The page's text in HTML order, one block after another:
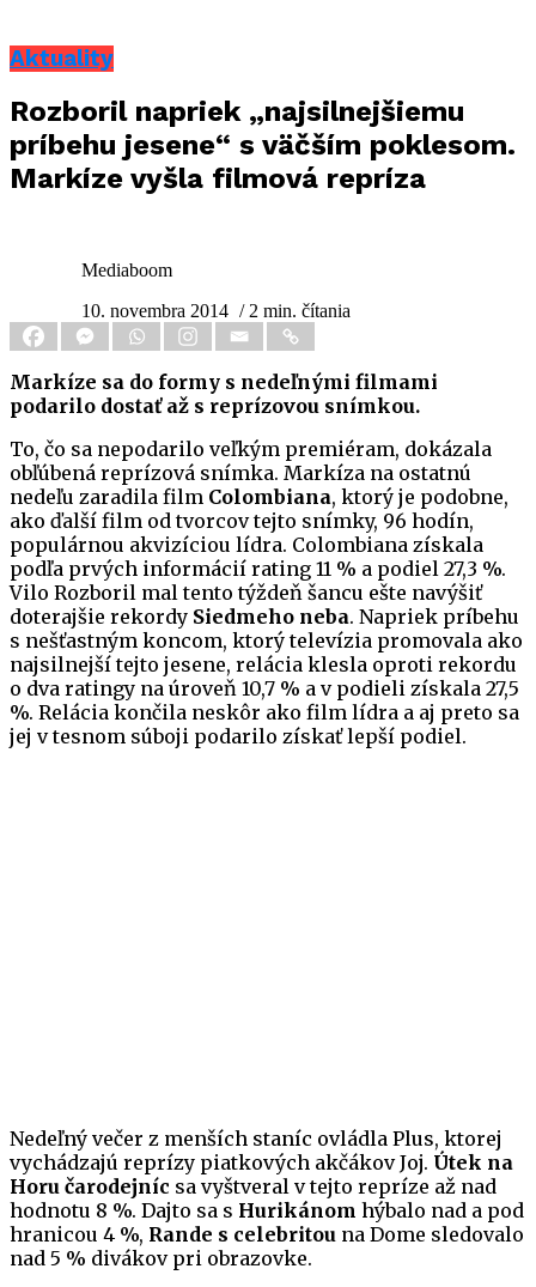
Aktuality
Rozboril napriek „najsilnejšiemu
príbehu jesene“ s väčším poklesom.
Markíze vyšla filmová repríza
Mediaboom
10. novembra 2014 / 2 min. čítania
Markíze sa do formy s nedeľnými filmami
podarilo dostať až s reprízovou snímkou.
To, čo sa nepodarilo veľkým premiéram, dokázala
obľúbená reprízová snímka. Markíza na ostatnú
nedeľu zaradila film Colombiana, ktorý je podobne,
ako ďalší film od tvorcov tejto snímky, 96 hodín,
populárnou akvizíciou lídra. Colombiana získala
podľa prvých informácií rating 11 % a podiel 27,3 %.
Vilo Rozboril mal tento týždeň šancu ešte navýšiť
doterajšie rekordy Siedmeho neba. Napriek príbehu
s nešťastným koncom, ktorý televízia promovala ako
najsilnejší tejto jesene, relácia klesla oproti rekordu
o dva ratingy na úroveň 10,7 % a v podieli získala 27,5
%. Relácia končila neskôr ako film lídra a aj preto sa
jej v tesnom súboji podarilo získať lepší podiel.
Nedeľný večer z menších staníc ovládla Plus, ktorej
vychádzajú reprízy piatkových akčákov Joj. Útek na
Horu čarodejníc sa vyštveral v tejto repríze až nad
hodnotu 8 %. Dajto sa s Hurikánom hýbalo nad a pod
hranicou 4 %, Rande s celebritou na Dome sledovalo
nad 5 % divákov pri obrazovke.